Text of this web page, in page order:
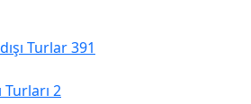
Turlar391
Turları 2